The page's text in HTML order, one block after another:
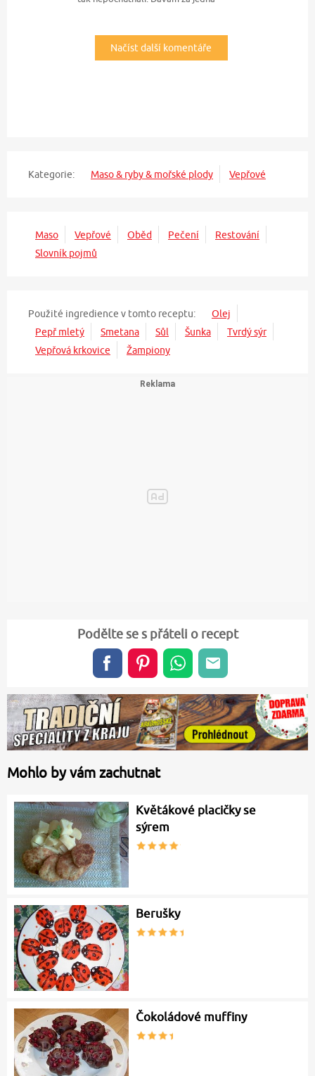
Načíst další komentáře
Kategorie: Maso & ryby & mořské plody Vepřové
Maso Vepřové Oběd Pečení
Restování
Slovník pojmů
Použité ingredience v tomto receptu:
Olej
Pepř mletý
Smetana Sůl Šunka
Tvrdý sýr
Vepřová krkovice
Žampiony
Podělte se s přáteli o recept
Mohlo by vám zachutnat
Květákové placičky se
sýrem
Berušky
Čokoládové muffiny